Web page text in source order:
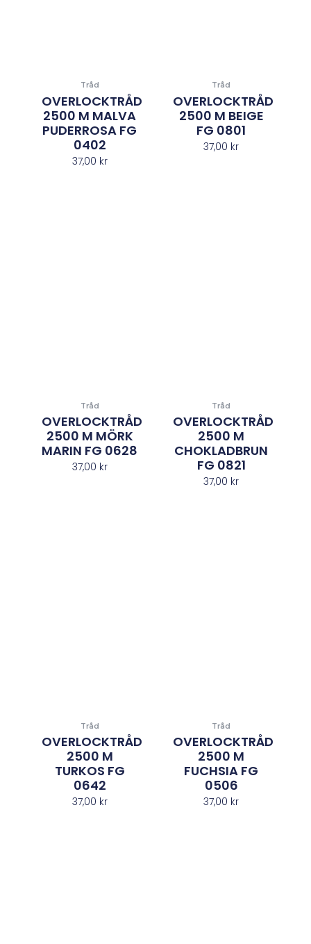
Tråd
OVERLOCKTRÅD
2500 M MALVA
PUDERROSA FG
0402
37,00 kr
Tråd
OVERLOCKTRÅD
2500 M BEIGE
FG 0801
37,00 kr
Tråd
OVERLOCKTRÅD
2500 M MÖRK
MARIN FG 0628
37,00 kr
Tråd
OVERLOCKTRÅD
2500 M
CHOKLADBRUN
FG 0821
37,00 kr
Tråd
OVERLOCKTRÅD
2500 M
TURKOS FG
0642
37,00 kr
Tråd
OVERLOCKTRÅD
2500 M
FUCHSIA FG
0506
37,00 kr